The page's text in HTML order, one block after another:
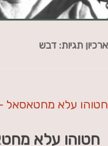
ארכיון תגיות: דבש
חטוהו עלא מחטאסאל –
חטוהו עלא